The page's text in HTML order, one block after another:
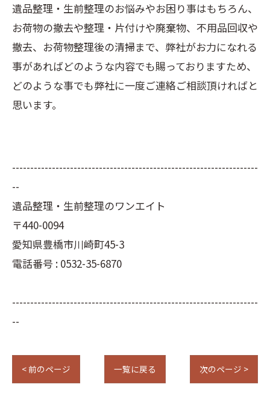
遺品整理・生前整理のお悩みやお困り事はもちろん、
お荷物の撤去や整理・片付けや廃棄物、不用品回収や
撤去、お荷物整理後の清掃まで、弊社がお力になれる
事があればどのような内容でも賜っておりますため、
どのような事でも弊社に一度ご連絡ご相談頂ければと
思います。
--------------------------------------------------------------------
--
遺品整理・生前整理のワンエイト
〒440-0094
愛知県豊橋市川崎町45-3
電話番号 : 0532-35-6870
--------------------------------------------------------------------
--
< 前のページ 一覧に戻る 次のページ >